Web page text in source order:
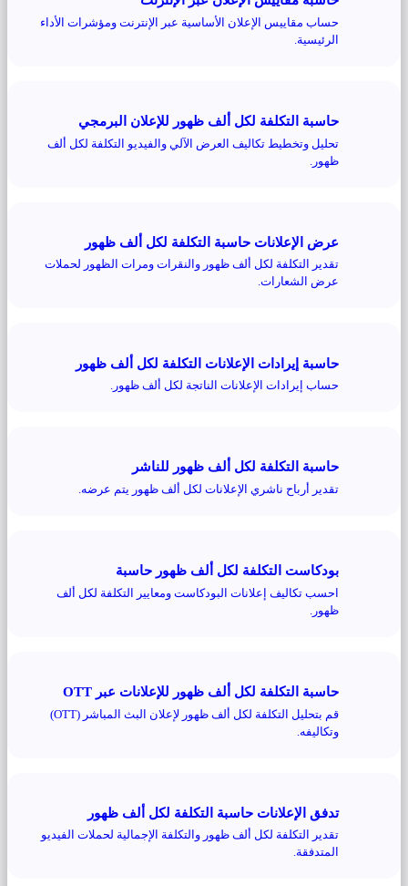
حساب مقاييس الإعلان الأساسية عبر الإنترنت ومؤشرات الأداء
الرئيسية.
حاسبة التكلفة لكل ألف ظهور للإعلان البرمجي
تحليل وتخطيط تكاليف العرض الآلي والفيديو التكلفة لكل ألف
ظهور.
عرض الإعلانات حاسبة التكلفة لكل ألف ظهور
تقدير التكلفة لكل ألف ظهور والنقرات ومرات الظهور لحملات
عرض الشعارات.
حاسبة إيرادات الإعلانات التكلفة لكل ألف ظهور
حساب إيرادات الإعلانات الناتجة لكل ألف ظهور.
حاسبة التكلفة لكل ألف ظهور للناشر
تقدير أرباح ناشري الإعلانات لكل ألف ظهور يتم عرضه.
بودكاست التكلفة لكل ألف ظهور حاسبة
احسب تكاليف إعلانات البودكاست ومعايير التكلفة لكل ألف
ظهور.
حاسبة التكلفة لكل ألف ظهور للإعلانات عبر OTT
قم بتحليل التكلفة لكل ألف ظهور لإعلان البث المباشر (OTT)
وتكاليفه.
تدفق الإعلانات حاسبة التكلفة لكل ألف ظهور
تقدير التكلفة لكل ألف ظهور والتكلفة الإجمالية لحملات الفيديو
المتدفقة.